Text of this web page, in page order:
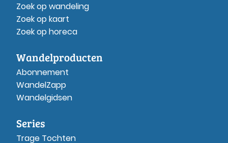
Zoek op wandeling
Zoek op kaart
Zoek op horeca
Wandelproducten
Abonnement
WandelZapp
Wandelgidsen
Series
Trage Tochten